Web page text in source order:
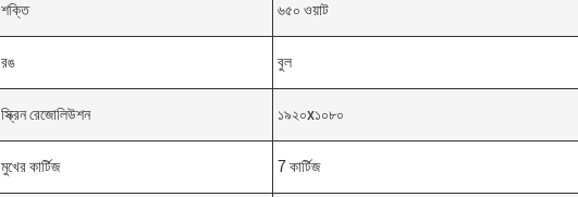
শক্তি ৬৫০ ওয়াট
রঙ বুল
স্ক্রিন রেজোলিউশন ১৯২০x১০৮০
মুখের কার্টিজ 7 কার্টিজ